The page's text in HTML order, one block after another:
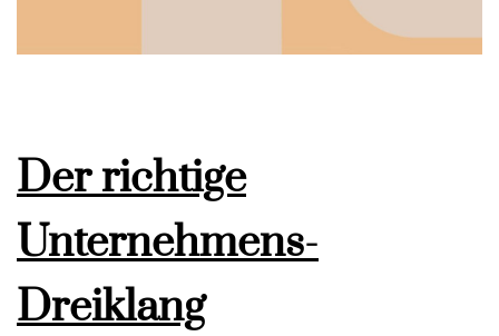
Der richtige
Unternehmens-
Dreiklang